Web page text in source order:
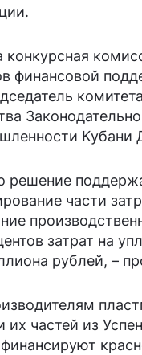
конкурсная
финансовой
Кубани
решение
части
затрат на
рублей, –
их частей из